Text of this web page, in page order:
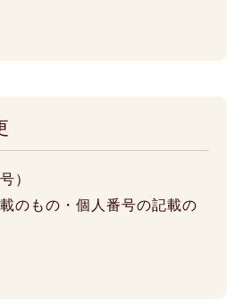
）
のもの・個人番号の記載の